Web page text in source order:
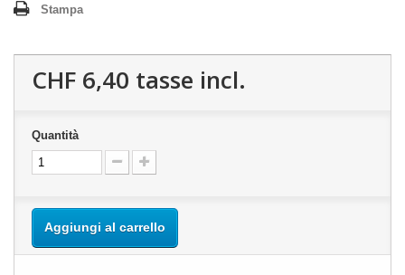
Stampa
CHF 6,40 tasse incl.
Quantità
Aggiungi al carrello